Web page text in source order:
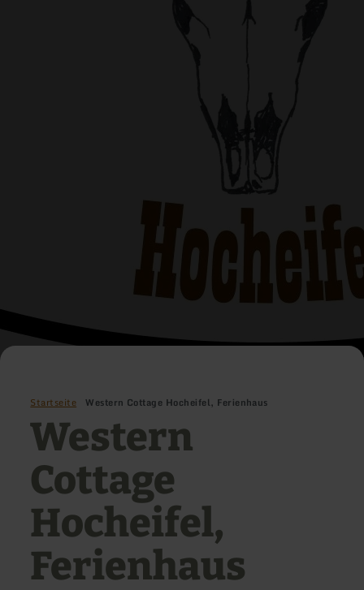
Startseite Western Cottage Hocheifel, Ferienhaus
Western
Cottage
Hocheifel,
Ferienhaus